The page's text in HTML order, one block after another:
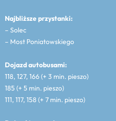
Najbliższe przystanki:
– Solec
– Most Poniatowskiego
Dojazd autobusami:
118, 127, 166 (+ 3 min. pieszo)
185 (+ 5 min. pieszo)
111, 117, 158 (+ 7 min. pieszo)